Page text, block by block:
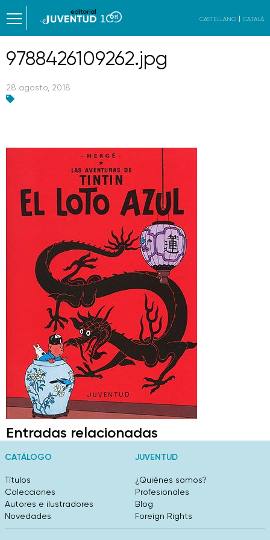
CASTELLANO CATALÀ
9788426109262.jpg
28 agosto, 2018
Entradas relacionadas
CATÁLOGO
Títulos
Colecciones
Autores e ilustradores
Novedades
JUVENTUD
¿Quiénes somos?
Profesionales
Blog
Foreign Rights